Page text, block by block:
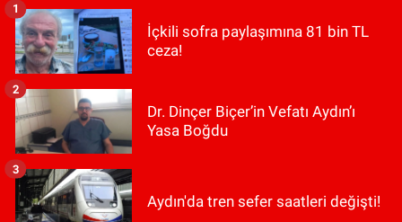
İçkili sofra paylaşımına 81 bin TL
ceza!
1
Dr. Dinçer Biçer’in Vefatı Aydın’ı
Yasa Boğdu
2
Aydın'da tren sefer saatleri değişti!
3